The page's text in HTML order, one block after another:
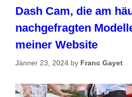
Dash Cam, die am
nachgefragten
meiner Website
Jänner 23, 2024 by Franc Gayet